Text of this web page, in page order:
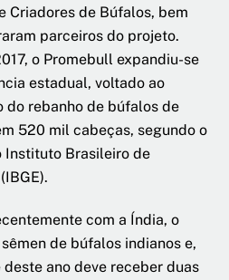
Criadores de Búfalos, bem
parceiros do projeto.
o Promebull expandiu-se
estadual, voltado ao
do rebanho de búfalos de
520 mil cabeças, segundo o
Instituto Brasileiro de
com a Índia, o
de búfalos indianos e,
ano deve receber duas